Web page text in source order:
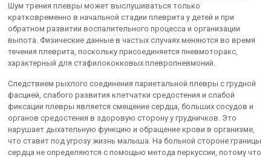
Шум трения плевры может выслушиваться только
кратковременно в начальной стадии плеврита у детей и при
обратном развитии воспалительного процесса и организации
выпота. Физические данные в частых случаях меняются во время
течения плеврита, поскольку присоединяется пневмоторакс,
характерный для стафилококковых плевропневмоний.
Следствием рыхлого соединения париетальной плевры с грудной
фасцией, слабого развития клетчатки средостения и слабой
фиксации плевры является смещение сердца, больших сосудов и
органов средостения в здоровую сторону у грудничков. Это
нарушает дыхательную функцию и обращение крови в организме,
что ставит под угрозу жизнь малыша. На больной стороне границы
сердца не определяются с помощью метода перкуссии, потому что